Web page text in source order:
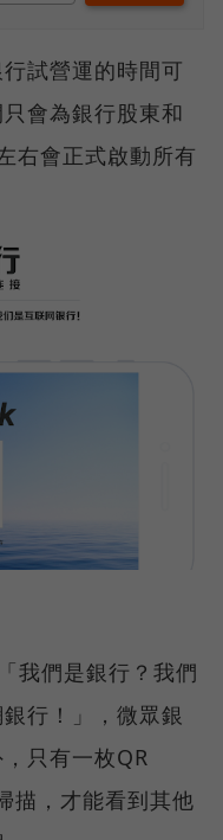
行試營運的時間可
會為銀行股東和
右會正式啟動所有
我們是銀行？我們
行！」，微眾銀
只有一枚QR
描，才能看到其他